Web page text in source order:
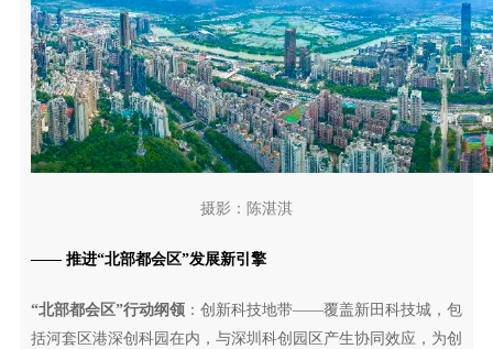
摄影：陈湛淇
—— 推进“北部都会区”发展新引擎
“北部都会区”行动纲领 ：创新科技地带——覆盖新田科技城，包
括河套区港深创科园在内，与深圳科创园区产生协同效应，为创